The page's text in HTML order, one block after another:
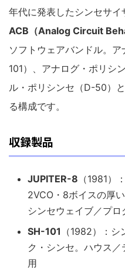
年代に発表したシンセサ
ACB（Analog Circuit
ソフトウェアバンドル。
101）、アナログ・ポリシ
ル・ポリシンセ（D-50）と
る構成です。
収録製品
JUPITER-8 （1981）
2VCO・8ボイスの厚
シンセウェイブ／プ
SH-101 （1982）：
ク・シンセ。ハウス
用